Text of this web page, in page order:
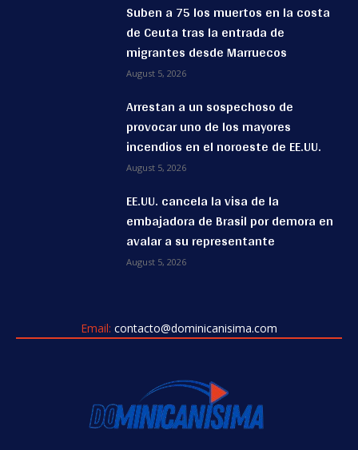
Suben a 75 los muertos en la costa
de Ceuta tras la entrada de
migrantes desde Marruecos
August 5, 2026
Arrestan a un sospechoso de
provocar uno de los mayores
incendios en el noroeste de EE.UU.
August 5, 2026
EE.UU. cancela la visa de la
embajadora de Brasil por demora en
avalar a su representante
August 5, 2026
Email: contacto@dominicanisima.com